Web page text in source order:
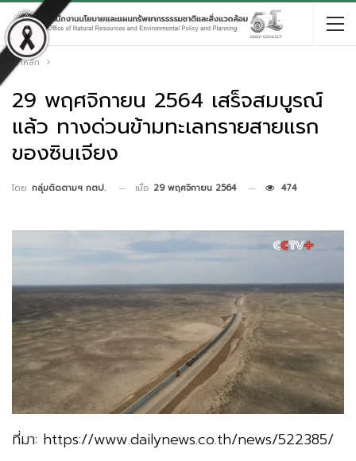
หน้าหลัก
29 พฤศจิกายน 2564 เสร็จสมบูรณ์
แล้ว ทางด่วนข้ามทะเลทรายสายแรก
ของซินเจียง
โดย กลุ่มติดตามฯ กตป. เมื่อ 29 พฤศจิกายน 2564 474
ที่มา: https://www.dailynews.co.th/news/522385/